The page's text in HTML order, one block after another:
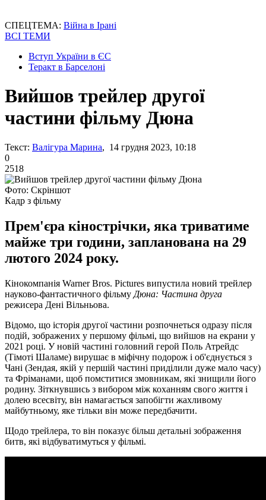
СПЕЦТЕМА: Війна в Ірані
ВСІ ТЕМИ
Вступ України в ЄС
Теракт в Барселоні
Вийшов трейлер другої
частини фільму Дюна
Текст: Валігура Марина, 14 грудня 2023, 10:18
0
2518
Фото: Скріншот
Кадр з фільму
Прем'єра кінострічки, яка триватиме
майже три години, запланована на 29
лютого 2024 року.
Кінокомпанія Warner Bros. Pictures випустила новий трейлер
науково-фантастичного фільму Дюна: Частина друга
режисера Дені Вільньова.
Відомо, що історія другої частини розпочнеться одразу після
подій, зображених у першому фільмі, що вийшов на екрани у
2021 році. У новій частині головний герой Поль Атрейдс
(Тімоті Шаламе) вирушає в міфічну подорож і об'єднується з
Чані (Зендая, якій у першій частині приділили дуже мало часу)
та Фріманами, щоб помститися змовникам, які знищили його
родину. Зіткнувшись з вибором між коханням свого життя і
долею всесвіту, він намагається запобігти жахливому
майбутньому, яке тільки він може передбачити.
Щодо трейлера, то він показує більш детальні зображення
битв, які відбуватимуться у фільмі.